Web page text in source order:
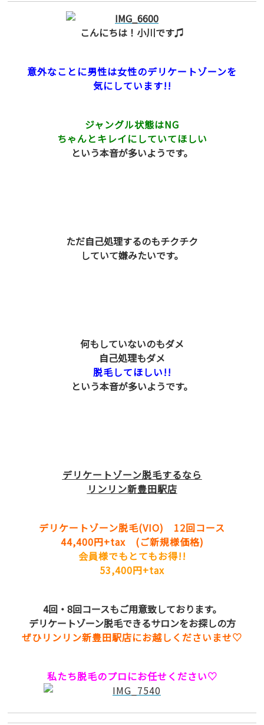
こんにちは！小川です♫
意外なことに男性は女性のデリケートゾーンを
気にしています!!
ジャングル状態はNG
ちゃんとキレイにしていてほしい
という本音が多いようです。
ただ自己処理するのもチクチク
していて嫌みたいです。
何もしていないのもダメ
自己処理もダメ
脱毛してほしい!!
という本音が多いようです。
デリケートゾーン脱毛するなら
リンリン新豊田駅店
デリケートゾーン脱毛(VIO) 12回コース
44,400円+tax (ご新規様価格)
会員様でもとてもお得!!
53,400円+tax
4回・8回コースもご用意致しております。
デリケートゾーン脱毛できるサロンをお探しの方
ぜひリンリン新豊田駅店にお越しくださいませ♡
私たち脱毛のプロにお任せください♡